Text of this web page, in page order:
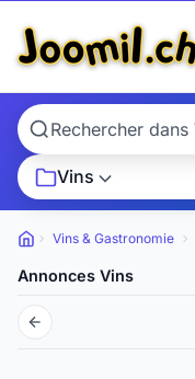
Vins
Petites
annonces
Vins & Gastronomie
Annonces Vins